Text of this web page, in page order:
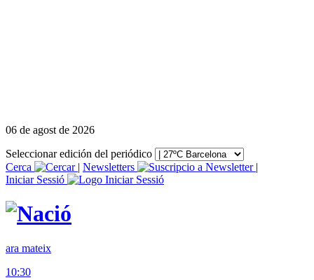
06 de agost de 2026
Seleccionar edición del periódico
Cerca
| Newsletters
|
Iniciar Sessió
ara mateix
10:30